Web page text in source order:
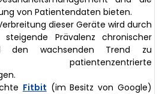
von Patientendaten bieten.
dieser Geräte wird durch
Prävalenz chronischer
den wachsenden Trend zu
patientenzentrierte
Fitbit (im Besitz von Google)